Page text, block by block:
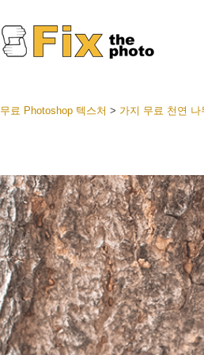
웨딩
션
베스트
모바일
무료 Photoshop 텍스처 > 가지 무료 천연 나